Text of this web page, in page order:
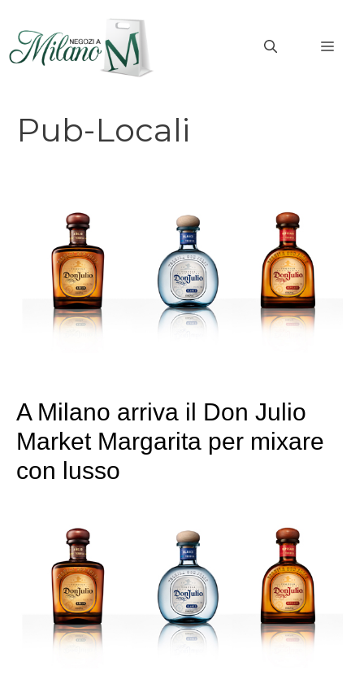
contenuto
Pub-Locali
A Milano arriva il Don Julio
Market Margarita per mixare
con lusso